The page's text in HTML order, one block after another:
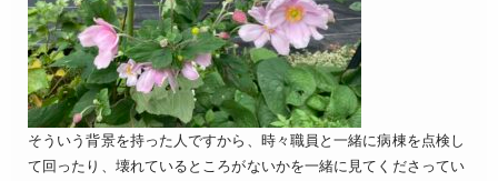
そういう背景を持った人ですから、時々職員と一緒に病棟を点検し
て回ったり、壊れているところがないかを一緒に見てくださってい